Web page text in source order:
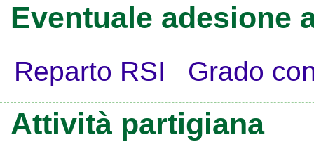
Eventuale adesione
Reparto RSI Grado
Attività partigiana